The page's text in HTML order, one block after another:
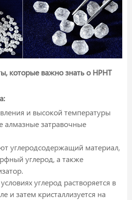
которые важно знать о HPHT
и высокой температуры
затравочные
углеродсодержащий материал,
углерод, а также
углерод растворяется в
и затем кристаллизуется на